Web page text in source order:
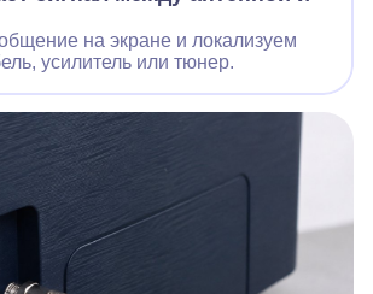
на экране и локализуем
усилитель или тюнер.